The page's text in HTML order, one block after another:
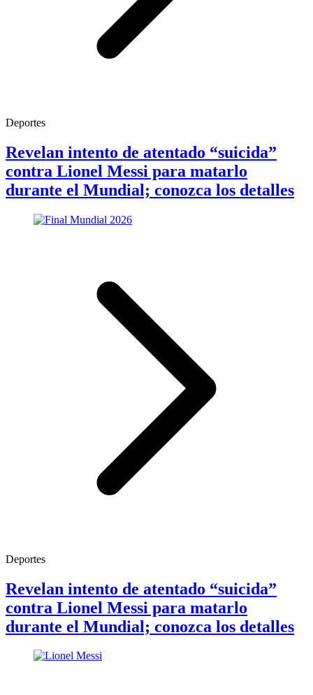
Deportes
Revelan intento de atentado “suicida”
contra Lionel Messi para matarlo
durante el Mundial; conozca los detalles
Deportes
Revelan intento de atentado “suicida”
contra Lionel Messi para matarlo
durante el Mundial; conozca los detalles